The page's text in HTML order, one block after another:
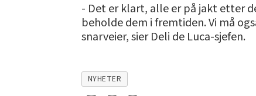
- Det er klart, alle er på jakt etter
beholde dem i fremtiden. Vi må
snarveier, sier Deli de Luca-sjefen.
NYHETER